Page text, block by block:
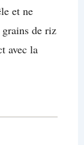
et ne
de riz
avec la